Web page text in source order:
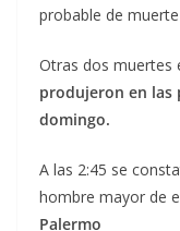
probable de
Otras dos muertes
produjeron en las
domingo.
A las 2:45 se
hombre mayor de
Palermo